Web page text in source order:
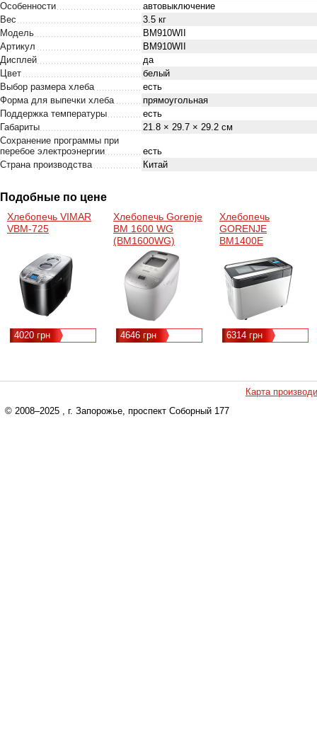
Особенности
автовыключение
Вес
3.5 кг
Модель
BM910WII
Артикул
BM910WII
Дисплей
да
Цвет
белый
Выбор размера хлеба
есть
Форма для выпечки хлеба
прямоугольная
Поддержка температуры
есть
Габариты
21.8 × 29.7 × 29.2 см
Сохранение программы при
перебое электроэнергии
есть
Страна производства
Китай
Подобные по цене
Хлебопечь VIMAR
VBM-725
4020 грн
Хлебопечь Gorenje
BM 1600 WG
(BM1600WG)
4646 грн
Хлебопечь
GORENJE
BM1400E
6314 грн
Карта
© 2008–2025 , г. Запорожье, проспект Соборный 177